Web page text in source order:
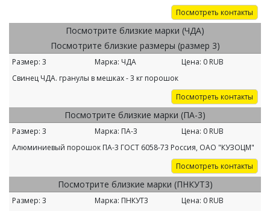
Посмотреть контакты
Посмотрите близкие марки (ЧДА)
Посмотрите близкие размеры (размер 3)
Размер: 3 Марка: ЧДА Цена: 0 RUB
Свинец ЧДА. гранулы в мешках - 3 кг порошок
Посмотреть контакты
Посмотрите близкие марки (ПА-3)
Размер: 3 Марка: ПА-3 Цена: 0 RUB
Алюминиевый порошок ПА-3 ГОСТ 6058-73 Россия, ОАО "КУЗОЦМ"
Посмотреть контакты
Посмотрите близкие марки (ПНКУТ3)
Размер: 3 Марка: ПНКУТ3 Цена: 0 RUB